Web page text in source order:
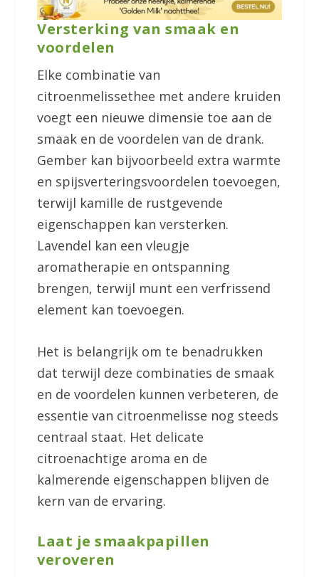
Versterking van smaak en
voordelen
Elke combinatie van
citroenmelissethee met andere kruiden
voegt een nieuwe dimensie toe aan de
smaak en de voordelen van de drank.
Gember kan bijvoorbeeld extra warmte
en spijsverteringsvoordelen toevoegen,
terwijl kamille de rustgevende
eigenschappen kan versterken.
Lavendel kan een vleugje
aromatherapie en ontspanning
brengen, terwijl munt een verfrissend
element kan toevoegen.
Het is belangrijk om te benadrukken
dat terwijl deze combinaties de smaak
en de voordelen kunnen verbeteren, de
essentie van citroenmelisse nog steeds
centraal staat. Het delicate
citroenachtige aroma en de
kalmerende eigenschappen blijven de
kern van de ervaring.
Laat je smaakpapillen
veroveren